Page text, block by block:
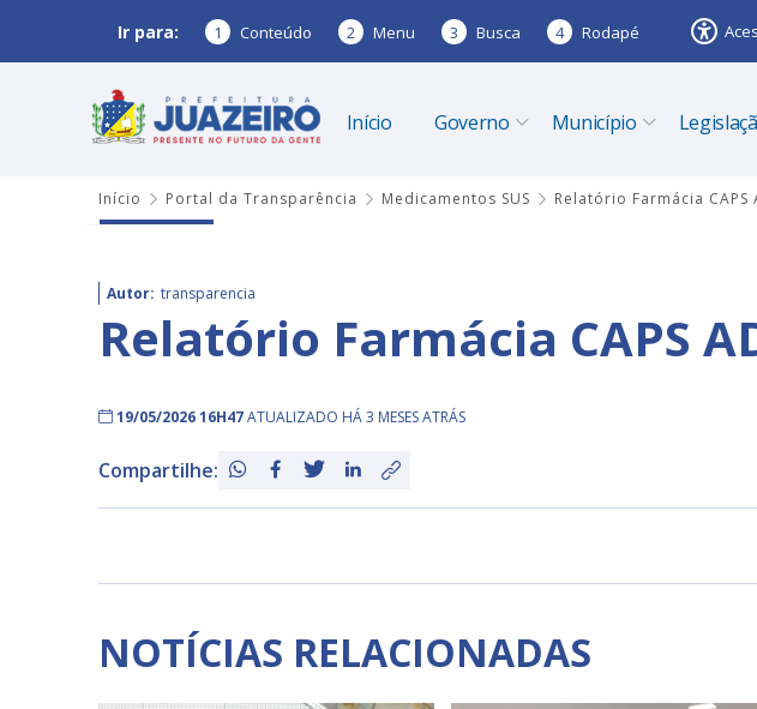
Ir para: 1 Conteúdo 2 Menu 3 Busca 4 Rodapé
Início Governo Município
Início Portal da Transparência Medicamentos SUS Relatório Farmácia CAPS
Autor: transparencia
Relatório Farmácia CAPS
19/05/2026 16H47ATUALIZADO HÁ 3 MESES ATRÁS
Compartilhe:
NOTÍCIAS RELACIONADAS